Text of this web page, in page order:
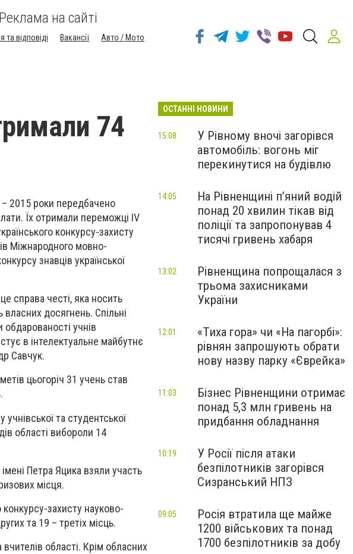
Реклама на сайті
та відповіді Вакансії
Авто / Мото
74
– 2015 роки передбачено
Їх отримали переможці ІV
конкурсу-захисту
Міжнародного мовно-
знавців української
справа честі, яка носить
досягнень. Спільні
учнів
в інтелектуальне майбутнє
Савчук.
цьогоріч 31 учень став
та студентської
області вибороли 14
Петра Яцика взяли участь
місця.
конкурсу-захисту науково-
та 19 – третіх місць.
області. Крім обласних
ОСТАННІ НОВИНИ
У Рівному вночі загорівся
автомобіль: вогонь міг
перекинутися на будівлю
15:08
На Рівненщині п’яний водій
понад 20 хвилин тікав від
поліції та запропонував 4
тисячі гривень хабаря
14:05
Рівненщина попрощалася з
трьома захисниками
України
13:02
«Тиха гора» чи «На пагорбі»:
рівнян запрошують обрати
нову назву парку «Єврейка»
12:01
Бізнес Рівненщини отримає
понад 5,3 млн гривень на
придбання обладнання
11:03
У Росії після атаки
безпілотників загорівся
Сизранський НПЗ
10:19
Росія втратила ще майже
1200 військових та понад
1700 безпілотників за добу
09:05